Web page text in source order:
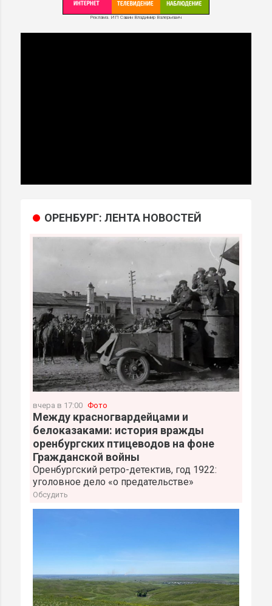
Реклама. ИП Савин Владимир Валерьевич
ОРЕНБУРГ: ЛЕНТА НОВОСТЕЙ
вчера в 17:00 Фото
Между красногвардейцами и
белоказаками: история вражды
оренбургских птицеводов на фоне
Гражданской войны
Оренбургский ретро-детектив, год 1922:
уголовное дело «о предательстве»
Обсудить